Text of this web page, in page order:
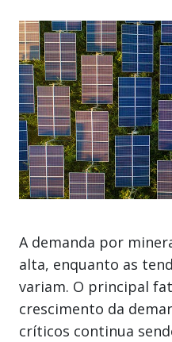
A demanda por
alta, enquanto as
variam. O principal
crescimento da
críticos continua